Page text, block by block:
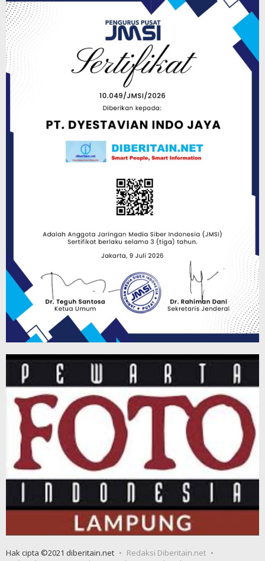
Hak cipta ©2021 diberitain.net
Redaksi Diberitain.net